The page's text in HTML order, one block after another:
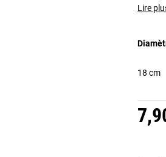
Lire
18 cm